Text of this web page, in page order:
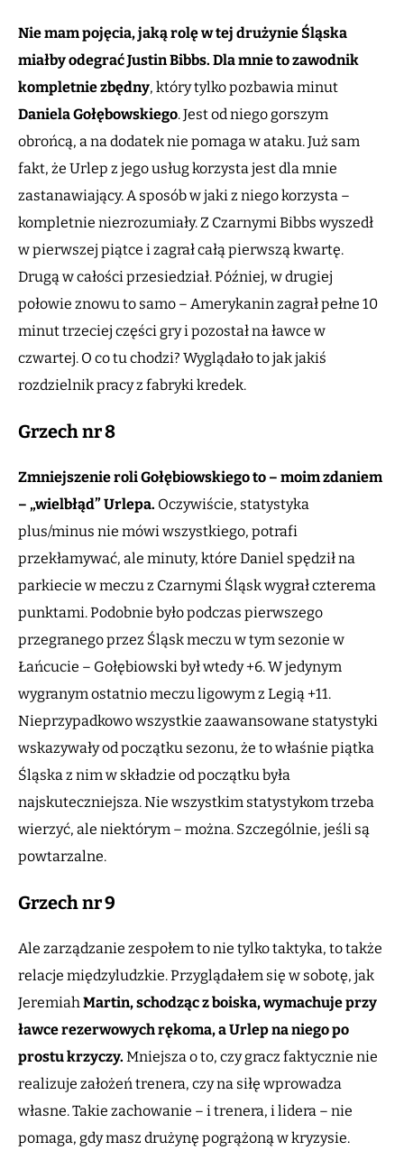
Nie mam pojęcia, jaką rolę w tej drużynie Śląska
miałby odegrać Justin Bibbs. Dla mnie to zawodnik
kompletnie zbędny, który tylko pozbawia minut
Daniela Gołębowskiego. Jest od niego gorszym
obrońcą, a na dodatek nie pomaga w ataku. Już sam
fakt, że Urlep z jego usług korzysta jest dla mnie
zastanawiający. A sposób w jaki z niego korzysta –
kompletnie niezrozumiały. Z Czarnymi Bibbs wyszedł
w pierwszej piątce i zagrał całą pierwszą kwartę.
Drugą w całości przesiedział. Później, w drugiej
połowie znowu to samo – Amerykanin zagrał pełne 10
minut trzeciej części gry i pozostał na ławce w
czwartej. O co tu chodzi? Wyglądało to jak jakiś
rozdzielnik pracy z fabryki kredek.
Grzech nr8
Zmniejszenie roli Gołębiowskiego to – moim zdaniem
– „wielbłąd” Urlepa. Oczywiście, statystyka
plus/minus nie mówi wszystkiego, potrafi
przekłamywać, ale minuty, które Daniel spędził na
parkiecie w meczu z Czarnymi Śląsk wygrał czterema
punktami. Podobnie było podczas pierwszego
przegranego przez Śląsk meczu w tym sezonie w
Łańcucie – Gołębiowski był wtedy +6. W jedynym
wygranym ostatnio meczu ligowym z Legią +11.
Nieprzypadkowo wszystkie zaawansowane statystyki
wskazywały od początku sezonu, że to właśnie piątka
Śląska z nim w składzie od początku była
najskuteczniejsza. Nie wszystkim statystykom trzeba
wierzyć, ale niektórym – można. Szczególnie, jeśli są
powtarzalne.
Grzech nr9
Ale zarządzanie zespołem to nie tylko taktyka, to także
relacje międzyludzkie. Przyglądałem się w sobotę, jak
JeremiahMartin, schodząc z boiska, wymachuje przy
ławce rezerwowych rękoma, a Urlep na niego po
prostu krzyczy. Mniejsza o to, czy gracz faktycznie nie
realizuje założeń trenera, czy na siłę wprowadza
własne. Takie zachowanie – i trenera, i lidera – nie
pomaga, gdy masz drużynę pogrążoną w kryzysie.